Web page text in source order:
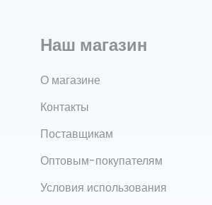
Наш магазин
О магазине
Контакты
Поставщикам
Оптовым-покупателям
Условия использования